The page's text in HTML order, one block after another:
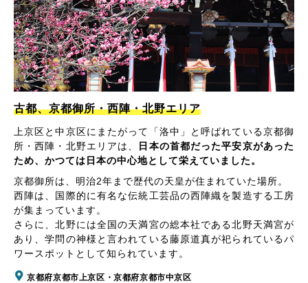
古都、京都御所・西陣・北野エリア
上京区と中京区にまたがって「洛中」と呼ばれている京都御
所・西陣・北野エリアは、
日本の首都だった平安京があった
ため、かつては日本の中心地として栄えていました。
京都御所は、明治2年まで歴代の天皇が住まれていた場所。
西陣は、国際的に有名な伝統工芸品の西陣織を製造する工房
が集まっています。
さらに、北野には全国の天満宮の総本社である北野天満宮が
あり、学問の神様と言われている藤原道真が祀られているパ
ワースポットとして知られています。
京都府京都市上京区・京都府京都市中京区